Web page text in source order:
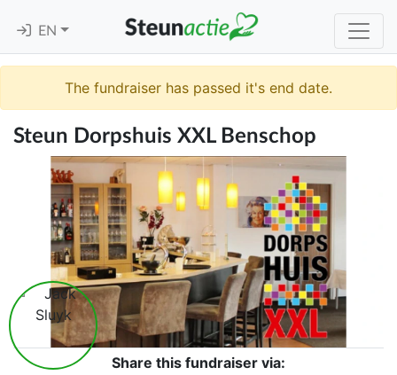
EN
The fundraiser has passed it's end date.
Steun Dorpshuis XXL Benschop
Share this fundraiser via: